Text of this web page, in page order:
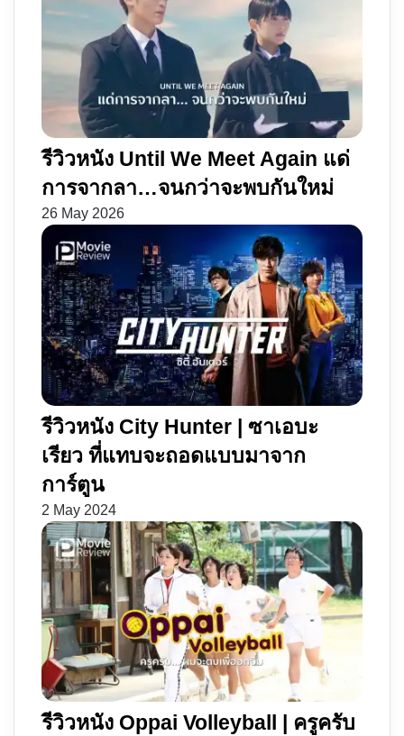
รีวิวหนัง Until We Meet Again แด่
การจากลา…จนกว่าจะพบกันใหม่
26 May 2026
รีวิวหนัง City Hunter | ซาเอบะ
เรียว ที่แทบจะถอดแบบมาจาก
การ์ตูน
2 May 2024
รีวิวหนัง Oppai Volleyball | ครูครับ